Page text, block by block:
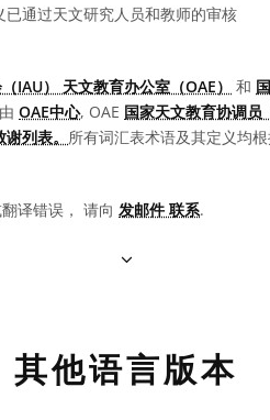
通过天文研究人员和教师的审核
IAU） 天文教育办公室（OAE） 和
OAE中心, OAE 国家天文教育协调员
列表。 所有词汇表术语及其定义均
译错误， 请向 发邮件 联系.
其他语言版本